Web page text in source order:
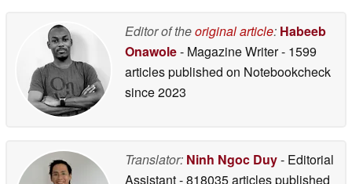
Editor of theoriginal article: Habeeb
Onawole- Magazine Writer- 1599
articles published on Notebookcheck
since 2023
Translator: Ninh Ngoc Duy- Editorial
Assistant- 818035 articles published